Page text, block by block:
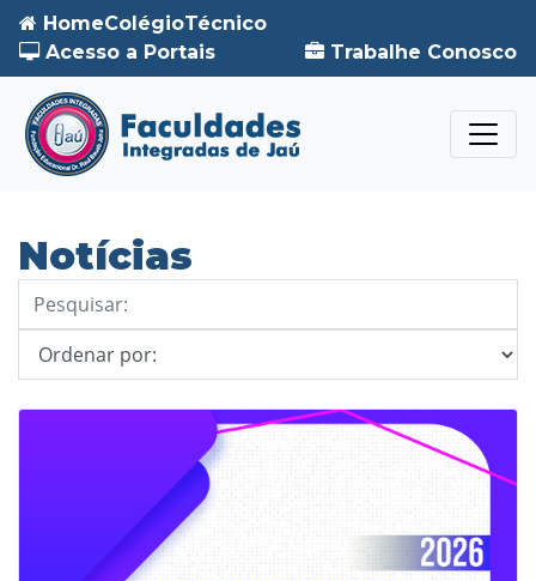
HomeColégioTécnico
Acesso a Portais
Trabalhe Conosco
Notícias